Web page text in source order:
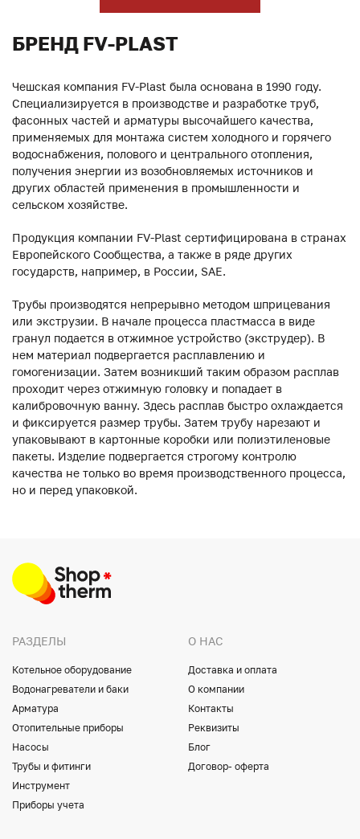
БРЕНД FV-PLAST
Чешская компания FV-Plast была основана в 1990 году.
Специализируется в производстве и разработке труб,
фасонных частей и арматуры высочайшего качества,
применяемых для монтажа систем холодного и горячего
водоснабжения, полового и центрального отопления,
получения энергии из возобновляемых источников и
других областей применения в промышленности и
сельском хозяйстве.
Продукция компании FV-Plast сертифицирована в странах
Европейского Сообщества, а также в ряде других
государств, например, в России, SAE.
Трубы производятся непрерывно методом шприцевания
или экструзии. В начале процесса пластмасса в виде
гранул подается в отжимное устройство (экструдер). В
нем материал подвергается расплавлению и
гомогенизации. Затем возникший таким образом расплав
проходит через отжимную головку и попадает в
калибровочную ванну. Здесь расплав быстро охлаждается
и фиксируется размер трубы. Затем трубу нарезают и
упаковывают в картонные коробки или полиэтиленовые
пакеты. Изделие подвергается строгому контролю
качества не только во время производственного процесса,
но и перед упаковкой.
РАЗДЕЛЫ
Котельное оборудование
Водонагреватели и баки
Арматура
Отопительные приборы
Насосы
Трубы и фитинги
Инструмент
Приборы учета
О НАС
Доставка и оплата
О компании
Контакты
Реквизиты
Блог
Договор- оферта